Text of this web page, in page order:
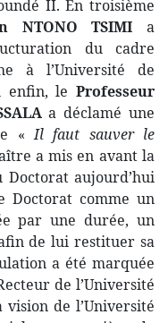
II. En troisième
NTONO TSIMIa
du cadre
à l’Université de
enfin, le Professeur
a déclamé une
«Il faut sauver le
a mis en avant la
aujourd’hui
Doctorat comme un
par une durée, un
de lui restituer sa
a été marquée
de l’Université
de l’Université